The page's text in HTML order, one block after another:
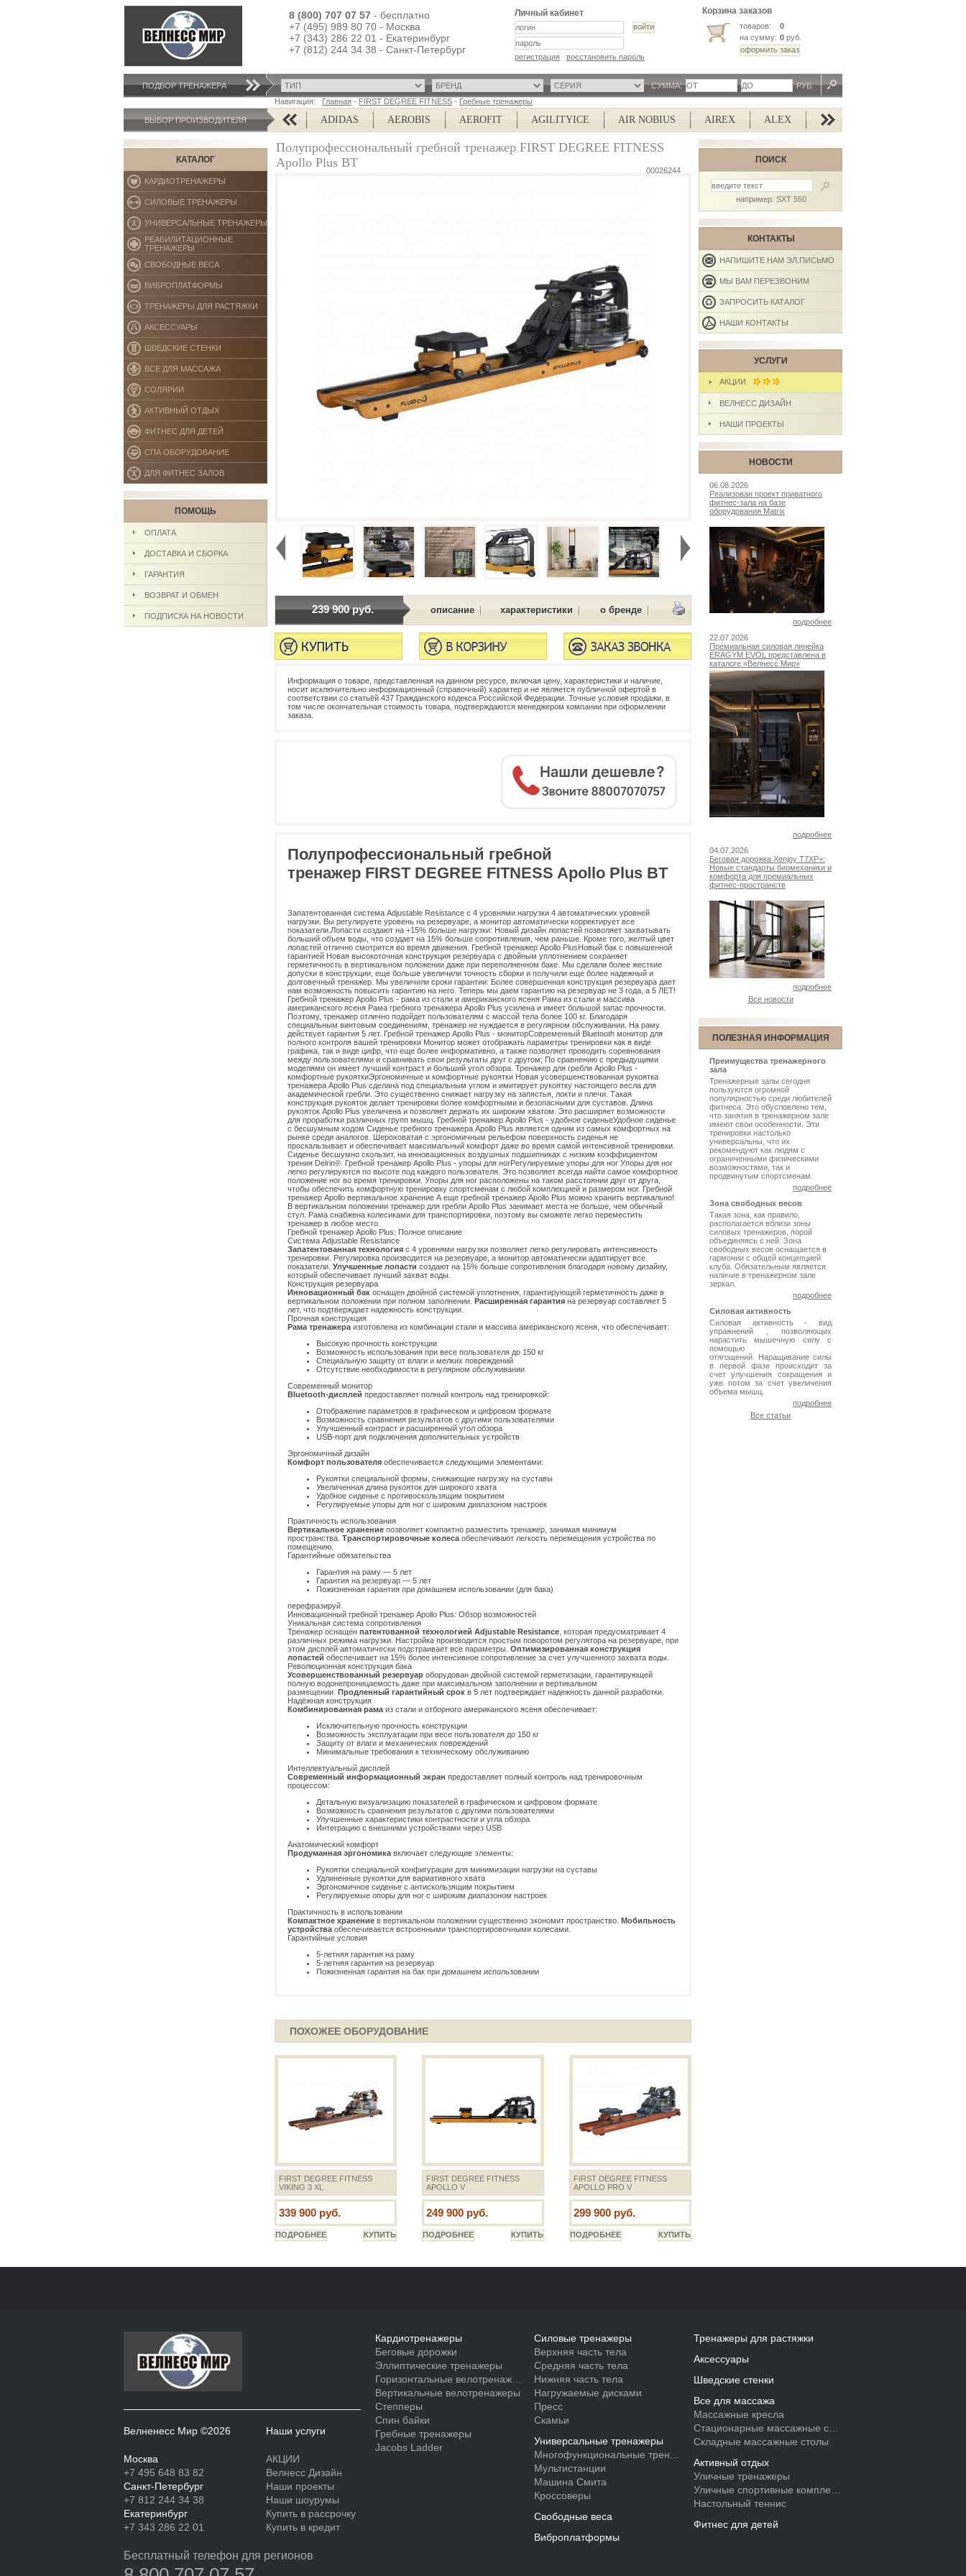
8 (800) 707 07 57 - бесплатно
+7 (495) 989 80 70 - Москва
+7 (343) 286 22 01 - Екатеринбург
+7 (812) 244 34 38 - Санкт-Петербург
Личный кабинет
регистрация восстановить пароль
Корзина заказов
товаров:
0
на сумму: 0 руб.
ПОДБОР ТРЕНАЖЕРA СУММА:
РУБ.
Навигация: Главная - FIRST DEGREE FITNESS - Гребные тренажеры
ВЫБОР ПРОИЗВОДИТЕЛЯAB COASTER ADIDAS AEROBIS AEROFIT AGILITYICE AIR NOBIUS AIREX ALEX ALISUN
КАТАЛОГ
КАРДИОТРЕНАЖЕРЫ
СИЛОВЫЕ ТРЕНАЖЕРЫ
УНИВЕРСАЛЬНЫЕ ТРЕНАЖЕРЫ
РЕАБИЛИТАЦИОННЫЕ
ТРЕНАЖЕРЫ
СВОБОДНЫЕ ВЕСА
ВИБРОПЛАТФОРМЫ
ТРЕНАЖЕРЫ ДЛЯ РАСТЯЖКИ
АКСЕССУАРЫ
ШВЕДСКИЕ СТЕНКИ
ВСЕ ДЛЯ МАССАЖА
СОЛЯРИИ
АКТИВНЫЙ ОТДЫХ
ФИТНЕС ДЛЯ ДЕТЕЙ
СПА ОБОРУДОВАНИЕ
ДЛЯ ФИТНЕС ЗАЛОВ
ПОМОЩЬ
ОПЛАТА
ДОСТАВКА И СБОРКА
ГАРАНТИЯ
ВОЗВРАТ И ОБМЕН
ПОДПИСКА НА НОВОСТИ
00026244
Полупрофессиональный гребной тренажер FIRST DEGREE FITNESS
Apollo Plus BT
♦ ♦
239 900 руб. описание | характеристики | о бренде |
Информация о товаре, представленная на данном ресурсе, включая цену, характеристики и наличие,
носит исключительно информационный (справочный) характер и не является публичной офертой в
соответствии со статьёй 437 Гражданского кодекса Российской Федерации. Точные условия продажи, в
том числе окончательная стоимость товара, подтверждаются менеджером компании при оформлении
заказа.
Полупрофессиональный гребной
тренажер FIRST DEGREE FITNESS Apollo Plus BT
Запатентованная система Adjustable Resistance c 4 уровнями нагрузки 4 автоматических уровней
нагрузки. Вы регулируете уровень на резервуаре, а монитор автоматически корректирует все
показатели.Лопасти создают на +15% больше нагрузки: Новый дизайн лопастей позволяет захватывать
больший объем воды, что создает на 15% больше сопротивления, чем раньше. Кроме того, желтый цвет
лопастей отлично смотрится во время движения. Гребной тренажер Apollo PlusНовый бак с повышенной
гарантией Новая высокоточная конструкция резервуара с двойным уплотнением сохраняет
герметичность в вертикальном положении даже при переполненном баке. Мы сделали более жесткие
допуски в конструкции, еще больше увеличили точность сборки и получили еще более надежный и
долговечный тренажер. Мы увеличили сроки гарантии: Более совершенная конструкция резервуара дает
нам возможность повысить гарантию на него. Теперь мы даем гарантию на резервуар не 3 года, а 5 ЛЕТ!
Гребной тренажер Apollo Plus - рама из стали и американского ясеня Рама из стали и массива
американского ясеня Рама гребного тренажера Apollo Plus усилена и имеет большой запас прочности.
Поэтому, тренажер отлично подойдет пользователям с массой тела более 100 кг. Благодаря
специальным винтовым соединениям, тренажер не нуждается в регулярном обслуживании. На раму
действует гарантия 5 лет. Гребной тренажер Apollo Plus - мониторСовременный Bluetooth монитор для
полного контроля вашей тренировки Монитор может отображать параметры тренировки как в виде
графика, так и виде цифр, что еще более информативно, а также позволяет проводить соревнования
между пользователями и сравнивать свои результаты друг с другом; По сравнению с предыдущими
моделями он имеет лучший контраст и больший угол обзора. Тренажер для гребли Apollo Plus -
комфортные рукояткиЭргономичные и комфортные рукоятки Новая усовершенствованная рукоятка
тренажера Apollo Plus сделана под специальным углом и имитирует рукоятку настоящего весла для
академической гребли. Это существенно снижает нагрузку на запястья, локти и плечи. Такая
конструкция рукояток делает тренировки более комфортными и безопасными для суставов. Длина
рукояток Apollo Plus увеличена и позволяет держать их широким хватом. Это расширяет возможности
для проработки различных групп мышц. Гребной тренажер Apollo Plus - удобное сиденьеУдобное сиденье
с бесшумным ходом Сиденье гребного тренажера Apollo Plus является одним из самых комфортных на
рынке среди аналогов. Шероховатая с эргономичным рельефом поверхность сиденья не
проскальзывает и обеспечивает максимальный комфорт даже во время самой интенсивной тренировки.
Сиденье бесшумно скользит, на инновационных воздушных подшипниках с низким коэффициентом
трения Delrin®. Гребной тренажер Apollo Plus - упоры для ногРегулируемые упоры для ног Упоры для ног
легко регулируются по высоте под каждого пользователя. Это позволяет всегда найти самое комфортное
положение ног во время тренировки. Упоры для ног расположены на таком расстоянии друг от друга,
чтобы обеспечить комфортную тренировку спортсменам с любой комплекцией и размером ног. Гребной
тренажер Apollo вертикальное хранение А еще гребной тренажер Apollo Plus можно хранить вертикально!
В вертикальном положении тренажер для гребли Apollo Plus занимает места не больше, чем обычный
стул. Рама снабжена колесиками для транспортировки, поэтому вы сможете легко переместить
тренажер в любое место.
Гребной тренажер Apollo Plus: Полное описание
Система Adjustable Resistance
Запатентованная технология с 4 уровнями нагрузки позволяет легко регулировать интенсивность
тренировки. Регулировка производится на резервуаре, а монитор автоматически адаптирует все
показатели. Улучшенные лопасти создают на 15% больше сопротивления благодаря новому дизайну,
который обеспечивает лучший захват воды.
Конструкция резервуара
Инновационный бак оснащен двойной системой уплотнения, гарантирующей герметичность даже в
вертикальном положении при полном заполнении. Расширенная гарантия на резервуар составляет 5
лет, что подтверждает надежность конструкции.
Прочная конструкция
Рама тренажера изготовлена из комбинации стали и массива американского ясеня, что обеспечивает:
Высокую прочность конструкции
Возможность использования при весе пользователя до 150 кг
Специальную защиту от влаги и мелких повреждений
Отсутствие необходимости в регулярном обслуживании
Современный монитор
Bluetooth-дисплей предоставляет полный контроль над тренировкой:
Отображение параметров в графическом и цифровом формате
Возможность сравнения результатов с другими пользователями
Улучшенный контраст и расширенный угол обзора
USB-порт для подключения дополнительных устройств
Эргономичный дизайн
Комфорт пользователя обеспечивается следующими элементами:
Рукоятки специальной формы, снижающие нагрузку на суставы
Увеличенная длина рукояток для широкого хвата
Удобное сиденье с противоскользящим покрытием
Регулируемые упоры для ног с широким диапазоном настроек
Практичность использования
Вертикальное хранение позволяет компактно разместить тренажер, занимая минимум
пространства. Транспортировочные колеса обеспечивают легкость перемещения устройства по
помещению.
Гарантийные обязательства
Гарантия на раму — 5 лет
Гарантия на резервуар — 5 лет
Пожизненная гарантия при домашнем использовании (для бака)
перефразируй
Инновационный гребной тренажер Apollo Plus: Обзор возможностей
Уникальная система сопротивления
Тренажер оснащен патентованной технологией Adjustable Resistance , которая предусматривает 4
различных режима нагрузки. Настройка производится простым поворотом регулятора на резервуаре, при
этом дисплей автоматически подстраивает все параметры. Оптимизированная конструкция
лопастей обеспечивает на 15% более интенсивное сопротивление за счет улучшенного захвата воды.
Революционная конструкция бака
Усовершенствованный резервуар оборудован двойной системой герметизации, гарантирующей
полную водонепроницаемость даже при максимальном заполнении и вертикальном
размещении. Продленный гарантийный срок в 5 лет подтверждает надежность данной разработки.
Надёжная конструкция
Комбинированная рама из стали и отборного американского ясеня обеспечивает:
Исключительную прочность конструкции
Возможность эксплуатации при весе пользователя до 150 кг
Защиту от влаги и механических повреждений
Минимальные требования к техническому обслуживанию
Интеллектуальный дисплей
Современный информационный экран предоставляет полный контроль над тренировочным
процессом:
Детальную визуализацию показателей в графическом и цифровом формате
Возможность сравнения результатов с другими пользователями
Улучшенные характеристики контрастности и угла обзора
Интеграцию с внешними устройствами через USB
Анатомический комфорт
Продуманная эргономика включает следующие элементы:
Рукоятки специальной конфигурации для минимизации нагрузки на суставы
Удлиненные рукоятки для вариативного хвата
Эргономичное сиденье с антискользящим покрытием
Регулируемые опоры для ног с широким диапазоном настроек
Практичность в использовании
Компактное хранение в вертикальном положении существенно экономит пространство. Мобильность
устройства обеспечивается встроенными транспортировочными колесами.
Гарантийные условия
5-летняя гарантия на раму
5-летняя гарантия на резервуар
Пожизненная гарантия на бак при домашнем использовании
ПОХОЖЕЕ ОБОРУДОВАНИЕ
FIRST DEGREE FITNESS
VIKING 3 XL
FIRST DEGREE FITNESS
APOLLO V
FIRST DEGREE FITNESS
APOLLO PRO V
339 900 руб. 249 900 руб. 299 900 руб.
ПОИСК
например: SXT 550
КОНТАКТЫ
НАПИШИТЕ НАМ ЭЛ.ПИСЬМО
МЫ ВАМ ПЕРЕЗВОНИМ
ЗАПРОСИТЬ КАТАЛОГ
НАШИ КОНТАКТЫ
УСЛУГИ
АКЦИИ
ВЕЛНЕСС ДИЗАЙН
НАШИ ПРОЕКТЫ
НОВОСТИ
06.08.2026
Реализован проект приватного
фитнес-зала на базе
оборудования Matrix
подробнее
22.07.2026
Премиальная силовая линейка
ERAGYM EVOL представлена в
каталоге «Велнесс Мир»
подробнее
04.07.2026
Беговая дорожка Xenjoy T7XP+:
Новые стандарты биомеханики и
комфорта для премиальных
фитнес-пространств
подробнее
Все новости
ПОЛЕЗНАЯ ИНФОРМАЦИЯ
Преимущества тренажерного
зала
Тренажерные залы сегодня
пользуются огромной
популярностью среди любителей
фитнеса. Это обусловлено тем,
что занятия в тренажерном зале
имеют свои особенности. Эти
тренировки настолько
универсальны, что их
рекомендуют как людям с
ограниченными физическими
возможностями, так и
продвинутым спортсменам.
подробнее
Зона свободных весов
Такая зона, как правило,
располагается вблизи зоны
силовых тренажеров, порой
объединяясь с ней. Зона
свободных весов оснащается в
гармонии с общей концепцией
клуба. Обязательным является
наличие в тренажерном зале
зеркал.
подробнее
Силовая активность
Силовая активность - вид
упражнений , позволяющих
нарастить мышечную силу с
помощью
отягощений. Наращивание силы
в первой фазе происходит за
счет улучшения сокращения и
уже потом за счет увеличения
объема мышц.
подробнее
Все статьи
Наши услуги
АКЦИИ
Велнесс Дизайн
Наши проекты
Наши шоурумы
Купить в рассрочку
Купить в кредит
Велненесс Мир ©2026
Москва
+7 495 648 83 82
Санкт-Петербург
+7 812 244 34 38
Екатеринбург
+7 343 286 22 01
Бесплатный телефон для регионов
Кардиотренажеры
Беговые дорожки
Эллиптические тренажеры
Горизонтальные велотренажеры
Вертикальные велотренажеры
Степперы
Спин байки
Гребные тренажеры
Jacobs Ladder
Силовые тренажеры
Верхняя часть тела
Средняя часть тела
Нижняя часть тела
Нагружаемые дисками
Пресс
Скамьи
Универсальные тренажеры
Многофункциональные тренажеры
Мультистанции
Машина Смита
Кроссоверы
Свободные веса
Виброплатформы
Тренажеры для растяжки
Аксессуары
Шведские стенки
Все для массажа
Массажные кресла
Стационарные массажные столы
Складные массажные столы
Активный отдых
Уличные тренажеры
Уличные спортивные комплексы
Настольный теннис
Фитнес для детей